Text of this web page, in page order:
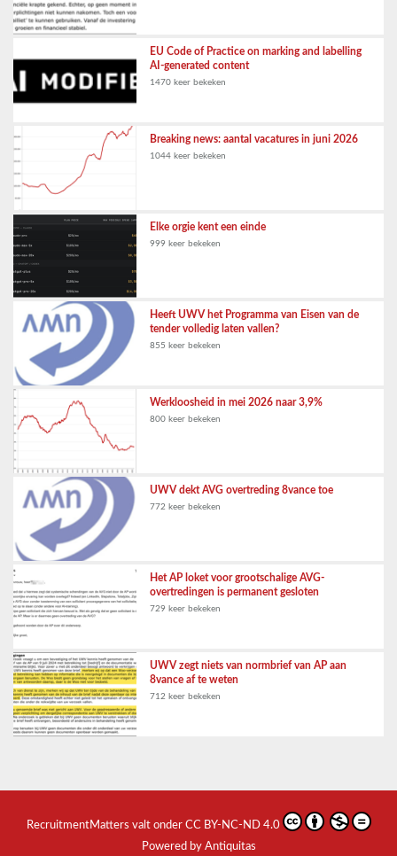
EU Code of Practice on marking and labelling
AI-generated content
1470 keer bekeken
Breaking news: aantal vacatures in juni 2026
1044 keer bekeken
Elke orgie kent een einde
999 keer bekeken
Heeft UWV het Programma van Eisen van de
tender volledig laten vallen?
855 keer bekeken
Werkloosheid in mei 2026 naar 3,9%
800 keer bekeken
UWV dekt AVG overtreding 8vance toe
772 keer bekeken
Het AP loket voor grootschalige AVG-
overtredingen is permanent gesloten
729 keer bekeken
UWV zegt niets van normbrief van AP aan
8vance af te weten
712 keer bekeken
RecruitmentMatters valt onder CC BY-NC-ND 4.0
Powered by Antiquitas